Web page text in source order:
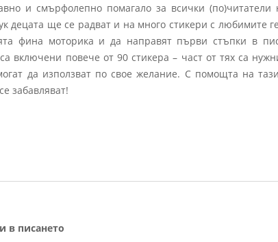
и смърфолепно помагало за всички
децата ще се радват и на много стикери с любимите
фина моторика и да направят първи стъпки в
включени повече от 90 стикера – част от тях са
да използват по свое желание. С помощта на
забавляват!
в писането